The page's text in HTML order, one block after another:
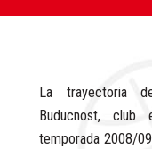
La trayectoria
Buducnost,
temporada 2008/